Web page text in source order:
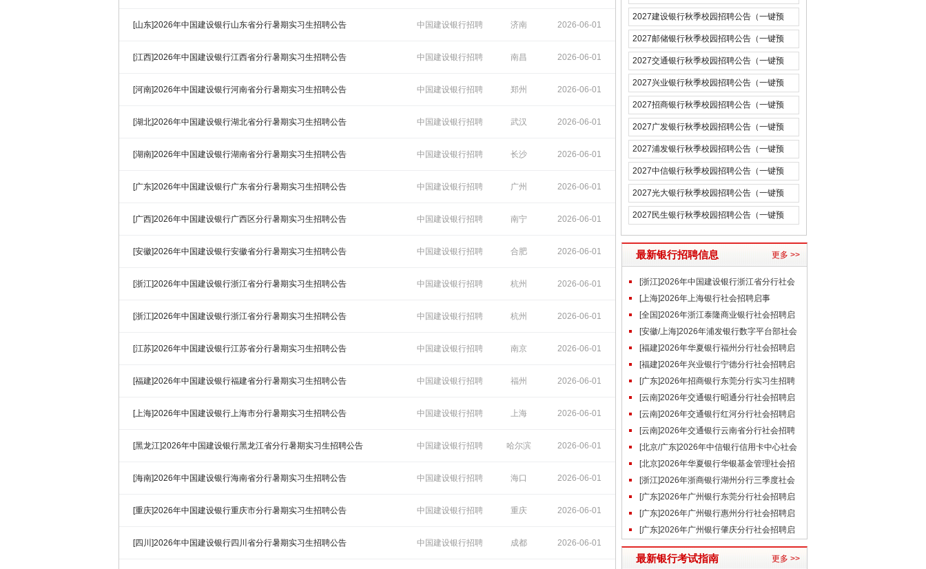
16:27:58
[山东]2026年中国建设银行山东省分行暑期实习生招聘公告 中国建设银行招聘 济南 2026-06-01
15:42:19
[江西]2026年中国建设银行江西省分行暑期实习生招聘公告 中国建设银行招聘 南昌 2026-06-01
15:40:28
[河南]2026年中国建设银行河南省分行暑期实习生招聘公告 中国建设银行招聘 郑州 2026-06-01
15:39:27
[湖北]2026年中国建设银行湖北省分行暑期实习生招聘公告 中国建设银行招聘 武汉 2026-06-01
15:37:12
[湖南]2026年中国建设银行湖南省分行暑期实习生招聘公告 中国建设银行招聘 长沙 2026-06-01
15:33:03
[广东]2026年中国建设银行广东省分行暑期实习生招聘公告 中国建设银行招聘 广州 2026-06-01
15:30:35
[广西]2026年中国建设银行广西区分行暑期实习生招聘公告 中国建设银行招聘 南宁 2026-06-01
15:27:28
[安徽]2026年中国建设银行安徽省分行暑期实习生招聘公告 中国建设银行招聘 合肥 2026-06-01
15:26:51
[浙江]2026年中国建设银行浙江省分行暑期实习生招聘公告 中国建设银行招聘 杭州 2026-06-01
15:26:35
[浙江]2026年中国建设银行浙江省分行暑期实习生招聘公告 中国建设银行招聘 杭州 2026-06-01
15:26:35
[江苏]2026年中国建设银行江苏省分行暑期实习生招聘公告 中国建设银行招聘 南京 2026-06-01
15:26:19
[福建]2026年中国建设银行福建省分行暑期实习生招聘公告 中国建设银行招聘 福州 2026-06-01
15:25:57
[上海]2026年中国建设银行上海市分行暑期实习生招聘公告 中国建设银行招聘 上海 2026-06-01
15:25:41
[黑龙江]2026年中国建设银行黑龙江省分行暑期实习生招聘公告 中国建设银行招聘 哈尔滨 2026-06-01
15:25:24
[海南]2026年中国建设银行海南省分行暑期实习生招聘公告 中国建设银行招聘 海口 2026-06-01
15:23:45
[重庆]2026年中国建设银行重庆市分行暑期实习生招聘公告 中国建设银行招聘 重庆 2026-06-01
15:19:42
[四川]2026年中国建设银行四川省分行暑期实习生招聘公告 中国建设银行招聘 成都 2026-06-01
约）
2027建设银行秋季校园招聘公告（一键预
约）
2027邮储银行秋季校园招聘公告（一键预
约）
2027交通银行秋季校园招聘公告（一键预
约）
2027兴业银行秋季校园招聘公告（一键预
约）
2027招商银行秋季校园招聘公告（一键预
约）
2027广发银行秋季校园招聘公告（一键预
约）
2027浦发银行秋季校园招聘公告（一键预
约）
2027中信银行秋季校园招聘公告（一键预
约）
2027光大银行秋季校园招聘公告（一键预
约）
2027民生银行秋季校园招聘公告（一键预
最新银行招聘信息 更多 >>
[浙江]2026年中国建设银行浙江省分行社会
招聘公告
[上海]2026年上海银行社会招聘启事
（7.29）
[全国]2026年浙江泰隆商业银行社会招聘启
事（7.29）
[安徽/上海]2026年浦发银行数字平台部社会
招聘启事（7.29）
[福建]2026年华夏银行福州分行社会招聘启
事（7.29）
[福建]2026年兴业银行宁德分行社会招聘启
事（7.29）
[广东]2026年招商银行东莞分行实习生招聘
启事（7.29）
[云南]2026年交通银行昭通分行社会招聘启
事（7.29）
[云南]2026年交通银行红河分行社会招聘启
事（7.29）
[云南]2026年交通银行云南省分行社会招聘
启事（7.29）
[北京/广东]2026年中信银行信用卡中心社会
招聘启事（7.29）
[北京]2026年华夏银行华银基金管理社会招
聘启事（7.29）
[浙江]2026年浙商银行湖州分行三季度社会
招聘启事
[广东]2026年广州银行东莞分行社会招聘启
事（7.28）
[广东]2026年广州银行惠州分行社会招聘启
事（7.28）
[广东]2026年广州银行肇庆分行社会招聘启
事（7.28）
最新银行考试指南 更多 >>